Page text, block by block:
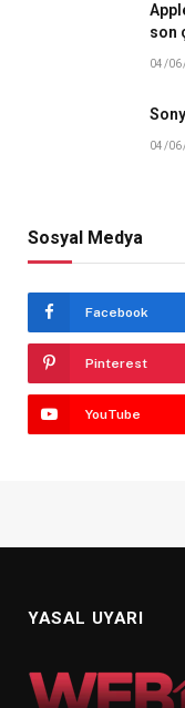
son
04/
04/
Sosyal Medya
Facebook
Pinterest
YouTube
YASAL UYARI